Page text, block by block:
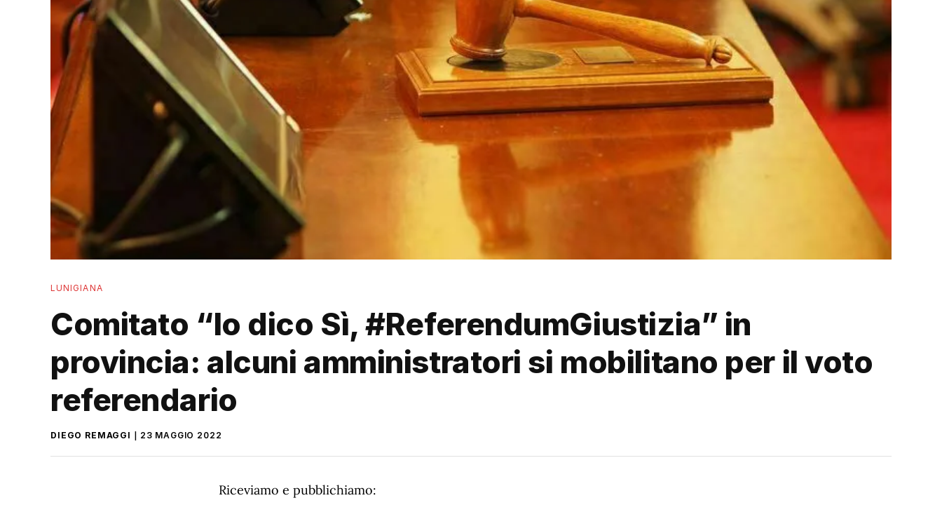
LUNIGIANA
Comitato “Io dico Sì, #ReferendumGiustizia” in
provincia: alcuni amministratori si mobilitano per il voto
referendario
DIEGO REMAGGI 23 MAGGIO 2022
Riceviamo e pubblichiamo: